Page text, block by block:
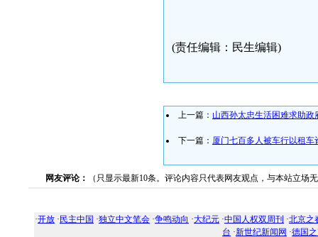
(责任编辑：民生编辑)
上一篇： 山西孙太忠生活困难求助政
下一篇： 厦门七百多人被车行以租车
网友评论： （只显示最新10条。评论内容只代表网友观点，与本站立场
·开放 · 民主中国 ·独立中文笔会 ·争鸣动向 ·大纪元 ·中国人权双周刊 ·北京之
台 ·新世纪新闻网 ·德国